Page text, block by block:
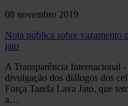
08 novembro 2019
Nota pública sobre vazamento
jato
A Transparência Internacional
divulgação dos diálogos dos
Força Tarefa Lava Jato, que
a…